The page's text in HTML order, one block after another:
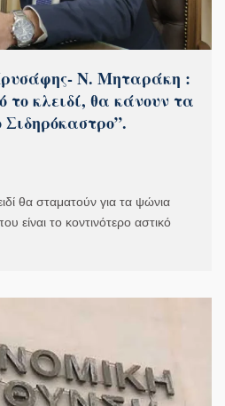
Ν. Μηταράκη :
το κλειδί, θα κάνουν τα
θα σταματούν για τα ψώνια
είναι το κοντινότερο αστικό